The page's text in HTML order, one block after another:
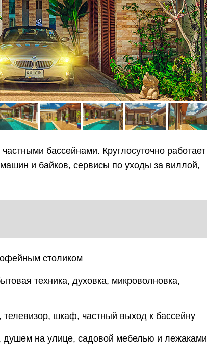
бассейнами. Круглосуточно работает
и байков, сервисы по уходы за виллой,
столиком
техника, духовка, микроволновка,
телевизор, шкаф, частный выход к бассейну
душем на улице, садовой мебелью и лежаками